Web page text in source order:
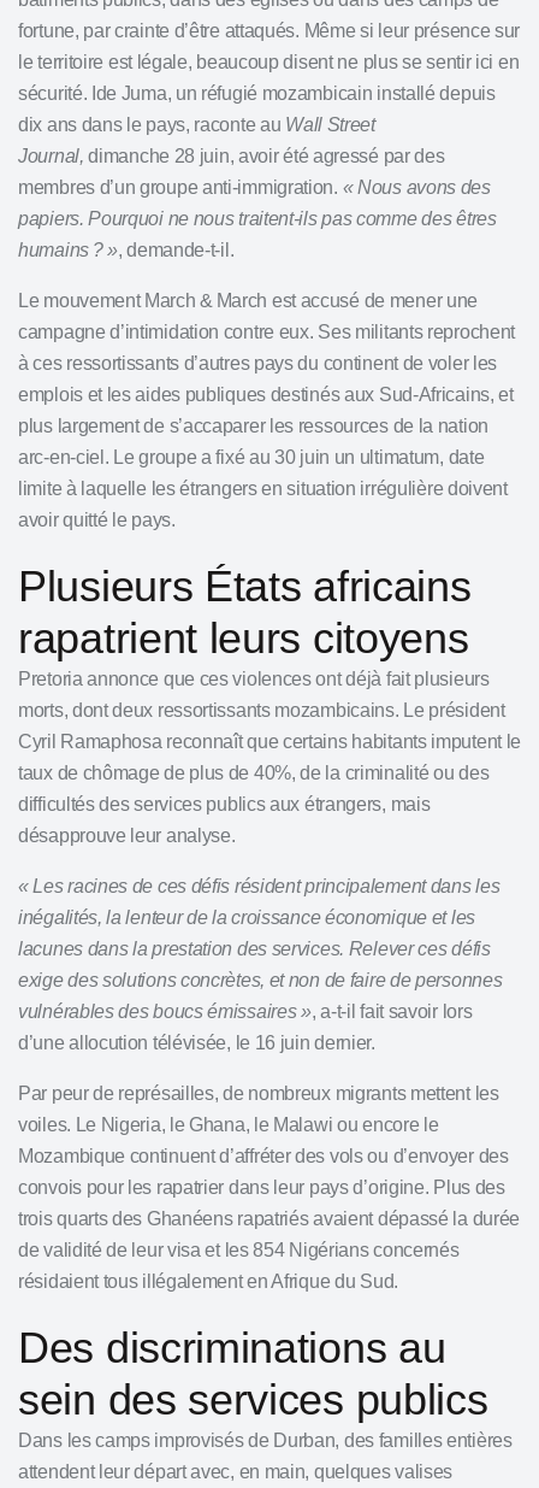
fortune, par crainte d’être attaqués. Même si leur présence sur
le territoire est légale, beaucoup disent ne plus se sentir ici en
sécurité. Ide Juma, un réfugié mozambicain installé depuis
dix ans dans le pays, raconte au Wall Street
Journal,dimanche 28 juin, avoir été agressé par des
membres d’un groupe anti-immigration. « Nous avons des
papiers. Pourquoi ne nous traitent-ils pas comme des êtres
humains ? », demande-t-il.
Le mouvement March & March est accusé de mener une
campagne d’intimidation contre eux. Ses militants reprochent
à ces ressortissants d’autres pays du continent de voler les
emplois et les aides publiques destinés aux Sud-Africains, et
plus largement de s’accaparer les ressources de la nation
arc-en-ciel. Le groupe a fixé au 30 juin un ultimatum, date
limite à laquelle les étrangers en situation irrégulière doivent
avoir quitté le pays.
Plusieurs États africains
rapatrient leurs citoyens
Pretoria annonce que ces violences ont déjà fait plusieurs
morts, dont deux ressortissants mozambicains. Le président
Cyril Ramaphosa reconnaît que certains habitants imputent le
taux de chômage de plus de 40%, de la criminalité ou des
difficultés des services publics aux étrangers, mais
désapprouve leur analyse.
« Les racines de ces défis résident principalement dans les
inégalités, la lenteur de la croissance économique et les
lacunes dans la prestation des services. Relever ces défis
exige des solutions concrètes, et non de faire de personnes
vulnérables des boucs émissaires », a-t-il fait savoir lors
d’une allocution télévisée, le 16 juin dernier.
Par peur de représailles, de nombreux migrants mettent les
voiles. Le Nigeria, le Ghana, le Malawi ou encore le
Mozambique continuent d’affréter des vols ou d’envoyer des
convois pour les rapatrier dans leur pays d’origine. Plus des
trois quarts des Ghanéens rapatriés avaient dépassé la durée
de validité de leur visa et les 854 Nigérians concernés
résidaient tous illégalement en Afrique du Sud.
Des discriminations au
sein des services publics
Dans les camps improvisés de Durban, des familles entières
attendent leur départ avec, en main, quelques valises